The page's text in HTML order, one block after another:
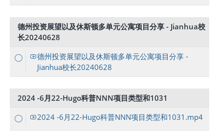
德州投资展望以及休斯顿多单元公寓项目分享 - Jianhua校
长20240628
德州投资展望以及休斯顿多单元公寓项目分享 -
Jianhua校长20240628
2024 -6月22-Hugo科普NNN项目类型和1031
2024 -6月22-Hugo科普NNN项目类型和1031.mp4